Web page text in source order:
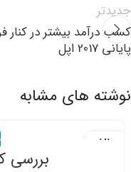
جدیدتر
کسب درآمد بیشتر در کنار
پایانی 2017 اپل
نوشته های مشابه
21
بررسی